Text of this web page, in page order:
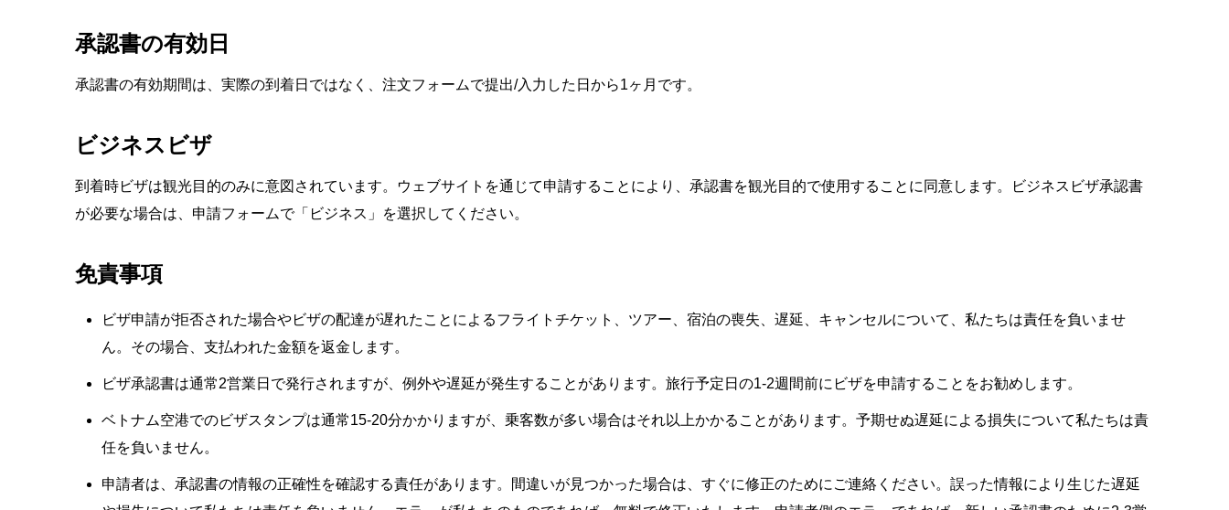
承認書の有効日
承認書の有効期間は、実際の到着日ではなく、注文フォームで提出/入力した日から1ヶ月です。
ビジネスビザ
到着時ビザは観光目的のみに意図されています。ウェブサイトを通じて申請することにより、承認書を観光目的で使用することに同意します。ビジネスビザ承認書
が必要な場合は、申請フォームで「ビジネス」を選択してください。
免責事項
ビザ申請が拒否された場合やビザの配達が遅れたことによるフライトチケット、ツアー、宿泊の喪失、遅延、キャンセルについて、私たちは責任を負いませ
ん。その場合、支払われた金額を返金します。
ビザ承認書は通常2営業日で発行されますが、例外や遅延が発生することがあります。旅行予定日の1-2週間前にビザを申請することをお勧めします。
ベトナム空港でのビザスタンプは通常15-20分かかりますが、乗客数が多い場合はそれ以上かかることがあります。予期せぬ遅延による損失について私たちは責
任を負いません。
申請者は、承認書の情報の正確性を確認する責任があります。間違いが見つかった場合は、すぐに修正のためにご連絡ください。誤った情報により生じた遅延